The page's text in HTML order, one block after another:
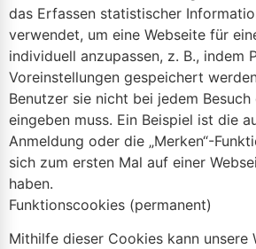
das Erfassen statistischer
verwendet, um eine Webseite für
individuell anzupassen, z. B., indem
Voreinstellungen gespeichert
Benutzer sie nicht bei jedem Besuch
eingeben muss. Ein Beispiel ist die
Anmeldung oder die „Merken“-
sich zum ersten Mal auf einer
haben.
Funktionscookies (permanent)
Mithilfe dieser Cookies kann unsere